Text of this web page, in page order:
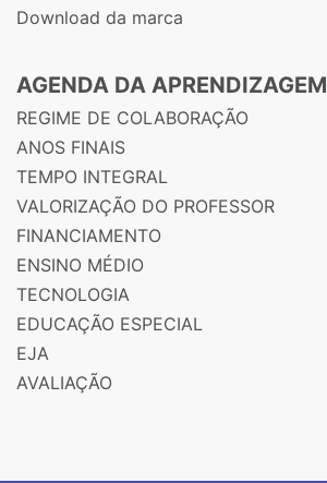
Download da marca
AGENDA DA APRENDIZAGEM
REGIME DE COLABORAÇÃO
ANOS FINAIS
TEMPO INTEGRAL
VALORIZAÇÃO DO PROFESSOR
FINANCIAMENTO
ENSINO MÉDIO
TECNOLOGIA
EDUCAÇÃO ESPECIAL
EJA
AVALIAÇÃO